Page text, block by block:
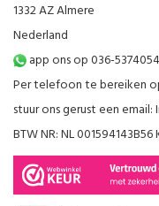
1332 AZ Almere
Nederland
app ons op 036-5374054
Per telefoon te bereiken
stuur ons gerust een email:
BTW NR: NL 001594143B56